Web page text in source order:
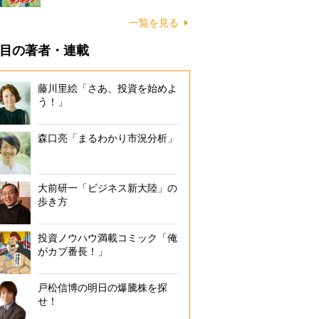
一覧を見る
の著者・連載
藤川里絵「さあ、投資を始めよ
う！」
森口亮「まるわかり市況分析」
大前研一「ビジネス新大陸」の
歩き方
投資ノウハウ満載コミック「俺
がカブ番長！」
戸松信博の明日の爆騰株を探
せ！